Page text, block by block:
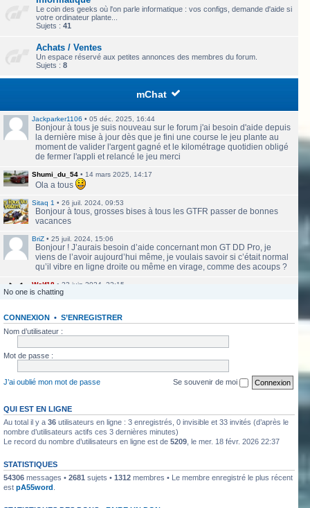
Le coin des geeks où l'on parle informatique : vos configs, demande d'aide si
votre ordinateur plante...
Sujets : 41
Achats / Ventes
Un espace réservé aux petites annonces des membres du forum.
Sujets : 8
mChat
Jackparker1106 • 05 déc. 2025, 16:44
Bonjour à tous je suis nouveau sur le forum j'ai besoin d'aide depuis
la dernière mise à jour dès que je fini une course le jeu plante au
moment de valider l'argent gagné et le kilométrage quotidien obligé
de fermer l'appli et relancé le jeu merci
Shumi_du_54 • 14 mars 2025, 14:17
Ola a tous
Sitaq 1 • 26 juil. 2024, 09:53
Bonjour à tous, grosses bises à tous les GTFR passer de bonnes
vacances
BriZ • 25 juil. 2024, 15:06
Bonjour ! J’aurais besoin d’aide concernant mon GT DD Pro, je
viens de l’avoir aujourd’hui même, je voulais savoir si c’était normal
qu’il vibre en ligne droite ou même en virage, comme des acoups ?
Wolf18 • 23 juin 2024, 22:15
Le site a l'air de nouveau actif
labbethoven• 22 mars 2024, 16:12
Salut Jero, merci de ta réponse je vais faire ça
Bethoven tu peux te présenter et créer un topic pour ton sujet, il se
verra plus facilement que dans le chat
labbethoven•18 mars 2024, 18:32
Hello, des fans d'Alsace Village ? C'est quoi votre record avec une
550PP à peu près ?
No one is chatting
CONNEXION • S’ENREGISTRER
Nom d’utilisateur :
Mot de passe :
J’ai oublié mon mot de passe Se souvenir de moi
QUI EST EN LIGNE
Au total il y a 36 utilisateurs en ligne : 3 enregistrés, 0 invisible et 33 invités (d’après le
nombre d’utilisateurs actifs ces 3 dernières minutes)
Le record du nombre d’utilisateurs en ligne est de 5209 , le mer. 18 févr. 2026 22:37
STATISTIQUES
54306 messages • 2681 sujets • 1312 membres • Le membre enregistré le plus récent
est pA55word